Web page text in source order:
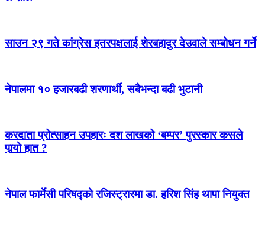
साउन २९ गते कांग्रेस इतरपक्षलाई शेरबहादुर देउवाले सम्बोधन गर्ने
नेपालमा १० हजारबढी शरणार्थी, सबैभन्दा बढी भुटानी
करदाता प्रोत्साहन उपहारः दश लाखको ‘बम्पर’ पुरस्कार कसले
पार्‍याे हात ?
नेपाल फार्मेसी परिषद्को रजिस्ट्रारमा डा. हरिश सिंह थापा नियुक्त